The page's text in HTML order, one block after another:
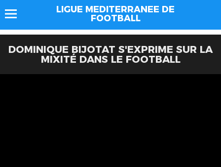
LIGUE MEDITERRANEE DE
FOOTBALL
DOMINIQUE BIJOTAT S'EXPRIME SUR LA
MIXITÉ DANS LE FOOTBALL